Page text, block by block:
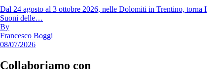
Dal 24 agosto al 3 ottobre 2026, nelle Dolomiti in Trentino, torna I
Suoni delle…
By
Francesco Boggi
08/07/2026
Collaboriamo con